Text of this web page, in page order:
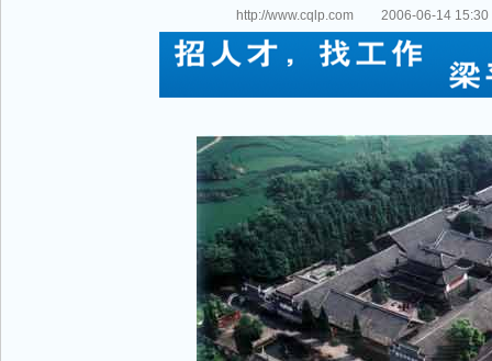
http://www.cqlp.com 2006-06-14 15:30